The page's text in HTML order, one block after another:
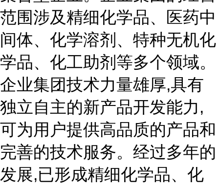
范围涉及精细化学品、医药中
间体、化学溶剂、特种无机化
学品、化工助剂等多个领域。
企业集团技术力量雄厚,具有
独立自主的新产品开发能力,
可为用户提供高品质的产品和
完善的技术服务。经过多年的
发展,已形成精细化学品、化